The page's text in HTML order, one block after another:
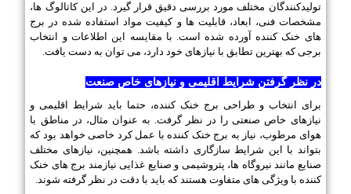
تولیدکنندگان مختلف مورد بررسی دقیق قرار گیرد. در این کاتالوگ ها،
مشخصات فنی، ابعاد، قابلیت ها و کیفیت مواد استفاده شده در برج
های خنک کننده آورده شده است. با مقایسه این اطلاعات و انتخاب
برجی که بهترین تطابق با نیازهای خود دارد، می توان به دست یافت.
در نظر گرفتن شرایط اقلیمی و نیازهای خاص صنعت
برای انتخاب و طراحی برج خنک کننده، حتما باید شرایط اقلیمی و
نیازهای خاص صنعتی را در نظر گرفت. به عنوان مثال، در مناطق با
هوای مرطوب، نیاز به برج خنک کننده با عمل کرد خاصی خواهد بود که
بتواند با این شرایط سازگاری داشته باشد. همچنین، نیازهای مختلف
صنایع مانند نیروگاه ها، پتروشیمی و صنایع غذایی نیازمند برج های خنک
کننده با ویژگی های متفاوت هستند که باید با دقت در نظر گرفته شوند.